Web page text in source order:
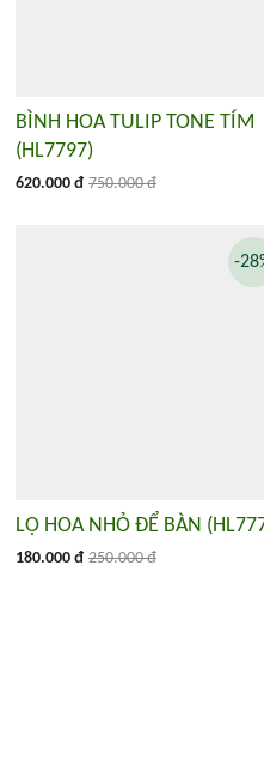
BÌNH HOA TULIP TONE TÍM
(HL7797)
620.000 đ 750.000 đ
LỌ HOA NHỎ ĐỂ BÀN
180.000 đ 250.000 đ
-